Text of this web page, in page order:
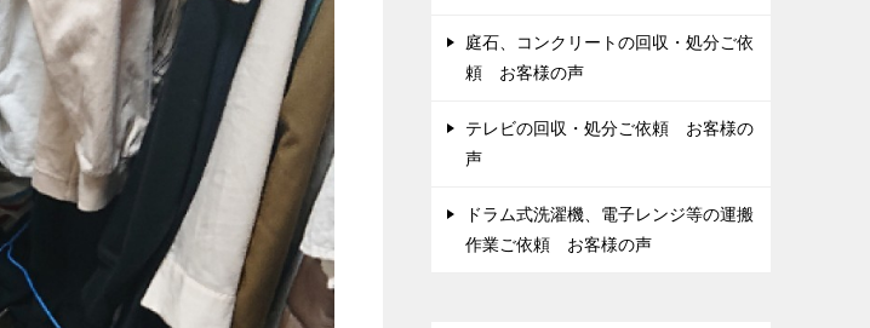
庭石、コンクリートの回収・処分ご依
頼 お客様の声
テレビの回収・処分ご依頼 お客様の
声
ドラム式洗濯機、電子レンジ等の運搬
作業ご依頼 お客様の声